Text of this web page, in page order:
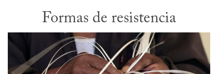
Formas de resistencia